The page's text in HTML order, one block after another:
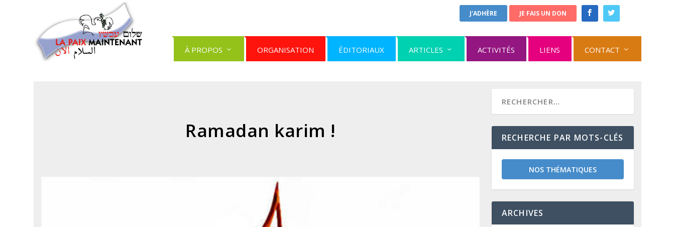
J'ADHÈRE JE FAIS UN DON
À PROPOS ORGANISATION ÉDITORIAUX ARTICLES ACTIVITÉS LIENS CONTACT
Ramadan karim ! RECHERCHE PAR MOTS-CLÉS
NOS THÉMATIQUES
ARCHIVES